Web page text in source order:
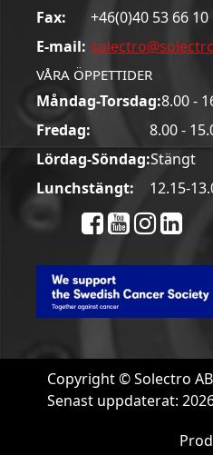
Fax:
+46(0)40 53 66 10
E-mail:
VÅRA ÖPPETTIDER
Måndag-Torsdag:8.00 -
Fredag:
8.00 -
Lördag-Söndag:Stängt
Lunchstängt:
12.15-
Copyright © Solectro
Senast uppdaterat: